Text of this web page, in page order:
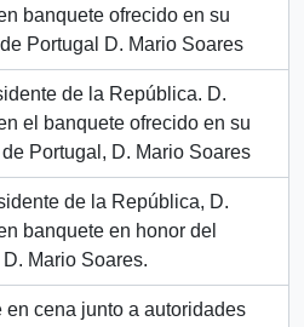
banquete ofrecido en su
Portugal D. Mario Soares
de la República. D.
el banquete ofrecido en su
Portugal, D. Mario Soares
de la República, D.
banquete en honor del
Mario Soares.
cena junto a autoridades